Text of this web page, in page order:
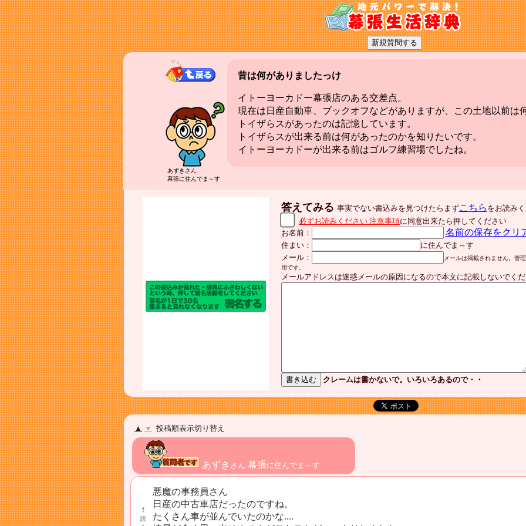
昔は何がありましたっけ
イトーヨーカドー幕張店のある交差点。
現在は日産自動車、ブックオフなどがありますが、この土地以前は
トイザらスがあったのは記憶しています。
トイザらスが出来る前は何があったのかを知りたいです。
イトーヨーカドーが出来る前はゴルフ練習場でしたね。
あずきさん
幕張に住んでま～す
答えてみる 事実でない書込みを見つけたらまずこちら をお読み
必ずお読みください 注意事項に同意出来たら押してください
お名前：
名前の保存をクリ
住まい：
に住んでま～す
メール：
メールは掲載されません。管
用です。
メールアドレスは迷惑メールの原因になるので本文に記載しないでく
クレームは書かないで。いろいろあるので・・
▲ ▼ 投稿順表示切り替え
あずき さん 幕張に住んでま～す
↑
読
悪魔の事務員さん
日産の中古車店だったのですね。
たくさん車が並んでいたのかな....